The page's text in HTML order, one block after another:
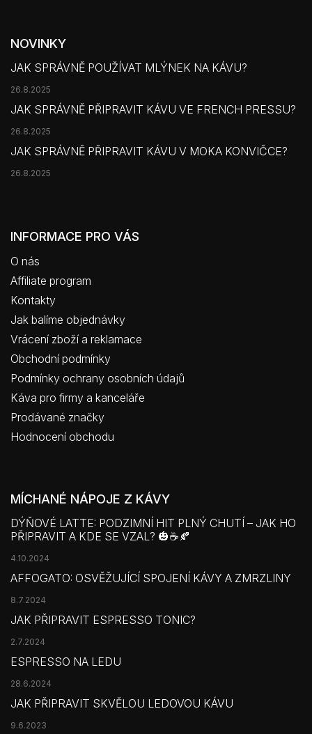
NOVINKY
JAK SPRÁVNĚ POUŽÍVAT MLÝNEK NA KÁVU?
26.8.2025
JAK SPRÁVNĚ PŘIPRAVIT KÁVU VE FRENCH PRESSU?
26.8.2025
JAK SPRÁVNĚ PŘIPRAVIT KÁVU V MOKA KONVIČCE?
26.8.2025
INFORMACE PRO VÁS
O nás
Affiliate program
Kontakty
Jak balíme objednávky
Vrácení zboží a reklamace
Obchodní podmínky
Podmínky ochrany osobních údajů
Káva pro firmy a kanceláře
Prodávané značky
Hodnocení obchodu
MÍCHANÉ NÁPOJE Z KÁVY
DÝŇOVÉ LATTE: PODZIMNÍ HIT PLNÝ CHUTÍ – JAK HO
PŘIPRAVIT A KDE SE VZAL? 🎃☕🍂
4.10.2024
AFFOGATO: OSVĚŽUJÍCÍ SPOJENÍ KÁVY A ZMRZLINY
8.7.2024
JAK PŘIPRAVIT ESPRESSO TONIC?
2.7.2024
ESPRESSO NA LEDU
28.6.2024
JAK PŘIPRAVIT SKVĚLOU LEDOVOU KÁVU
9.6.2023